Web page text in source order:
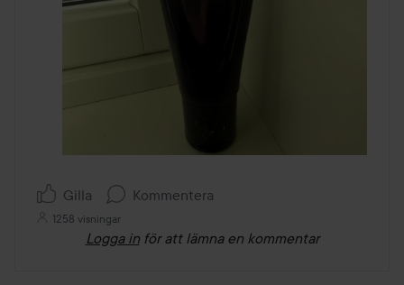
Gilla Kommentera
1258 visningar
Logga in för att lämna en kommentar